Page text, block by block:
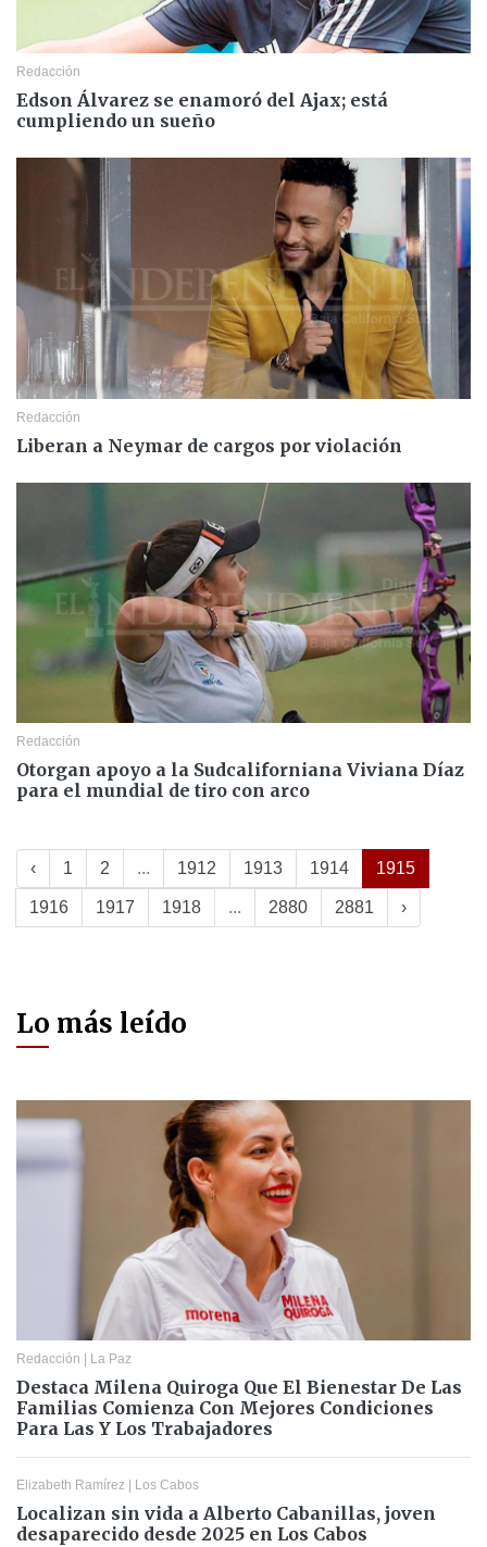
Redacción
Edson Álvarez se enamoró del Ajax; está
cumpliendo un sueño
Redacción
Liberan a Neymar de cargos por violación
Redacción
Otorgan apoyo a la Sudcaliforniana Viviana Díaz
para el mundial de tiro con arco
‹ 1 2 ... 1912 1913 1914 1915
1916 1917 1918 ... 2880 2881 ›
Lo más leído
Redacción La Paz
Destaca Milena Quiroga Que El Bienestar De Las
Familias Comienza Con Mejores Condiciones
Para Las Y Los Trabajadores
Elizabeth Ramírez Los Cabos
Localizan sin vida a Alberto Cabanillas, joven
desaparecido desde 2025 en Los Cabos